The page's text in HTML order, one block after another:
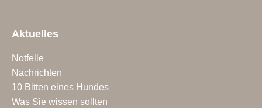
Aktuelles
Notfelle
Nachrichten
10 Bitten eines Hundes
Was Sie wissen sollten